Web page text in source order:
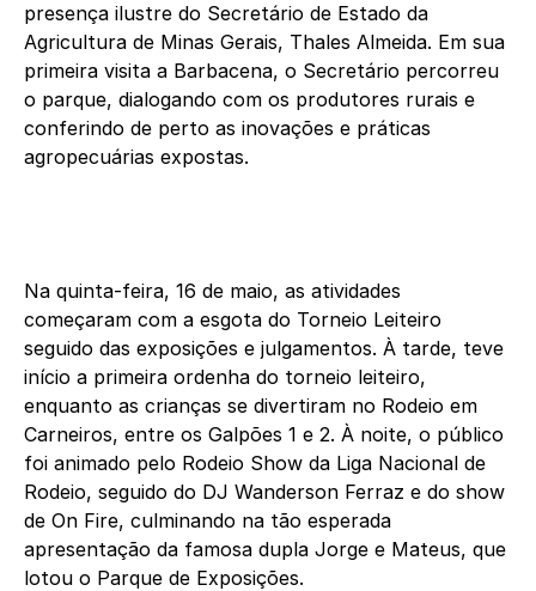
presença ilustre do Secretário de Estado da
Agricultura de Minas Gerais, Thales Almeida. Em sua
primeira visita a Barbacena, o Secretário percorreu
o parque, dialogando com os produtores rurais e
conferindo de perto as inovações e práticas
agropecuárias expostas.
Na quinta-feira, 16 de maio, as atividades
começaram com a esgota do Torneio Leiteiro
seguido das exposições e julgamentos. À tarde, teve
início a primeira ordenha do torneio leiteiro,
enquanto as crianças se divertiram no Rodeio em
Carneiros, entre os Galpões 1 e 2. À noite, o público
foi animado pelo Rodeio Show da Liga Nacional de
Rodeio, seguido do DJ Wanderson Ferraz e do show
de On Fire, culminando na tão esperada
apresentação da famosa dupla Jorge e Mateus, que
lotou o Parque de Exposições.